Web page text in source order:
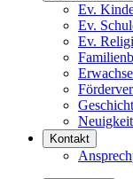
Ev.
Ev.
Ev.
Kontakt